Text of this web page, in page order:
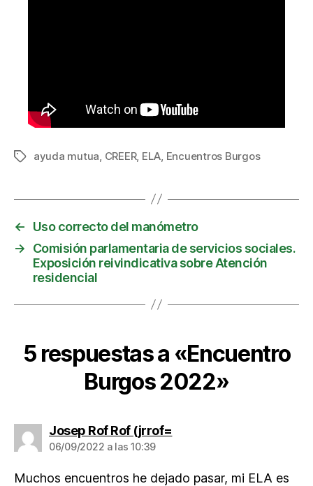
Etiquetas
ayuda mutua CREER, ELA Encuentros Burgos
←
Uso correcto del manómetro
→
Comisión parlamentaria de servicios sociales.
Exposición reivindicativa sobre Atención
residencial
5 respuestas a «Encuentro
Burgos 2022»
Josep Rof Rof (jrrof=
06/09/2022 a las 10:39
Muchos encuentros he dejado pasar, mi ELA es